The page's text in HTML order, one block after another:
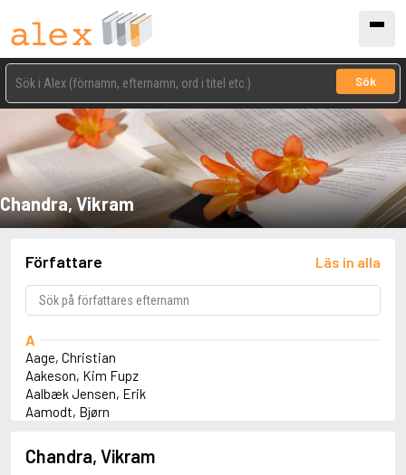
Sök
Chandra, Vikram
Författare Läs in alla
A
Aage, Christian
Aakeson, Kim Fupz
Aalbæk Jensen, Erik
Aamodt, Bjørn
Abbey, Kieran
Abbot, Anthony
Chandra, Vikram